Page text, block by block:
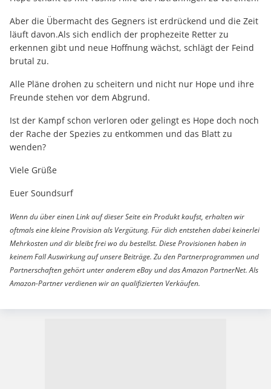
Aber die Übermacht des Gegners ist erdrückend und die Zeit
läuft davon.Als sich endlich der prophezeite Retter zu
erkennen gibt und neue Hoffnung wächst, schlägt der Feind
brutal zu.
Alle Pläne drohen zu scheitern und nicht nur Hope und ihre
Freunde stehen vor dem Abgrund.
Ist der Kampf schon verloren oder gelingt es Hope doch noch
der Rache der Spezies zu entkommen und das Blatt zu
wenden?
Viele Grüße
Euer Soundsurf
Wenn du über einen Link auf dieser Seite ein Produkt kaufst, erhalten wir
oftmals eine kleine Provision als Vergütung. Für dich entstehen dabei keinerlei
Mehrkosten und dir bleibt frei wo du bestellst. Diese Provisionen haben in
keinem Fall Auswirkung auf unsere Beiträge. Zu den Partnerprogrammen und
Partnerschaften gehört unter anderem eBay und das Amazon PartnerNet. Als
Amazon-Partner verdienen wir an qualifizierten Verkäufen.